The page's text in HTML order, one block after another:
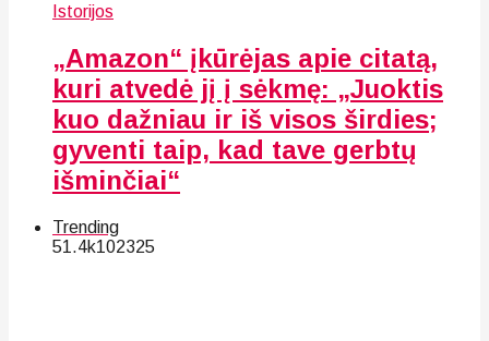
Istorijos
„Amazon“ įkūrėjas apie citatą,
kuri atvedė jį į sėkmę: „Juoktis
kuo dažniau ir iš visos širdies;
gyventi taip, kad tave gerbtų
išminčiai“
Trending
51.4k102325